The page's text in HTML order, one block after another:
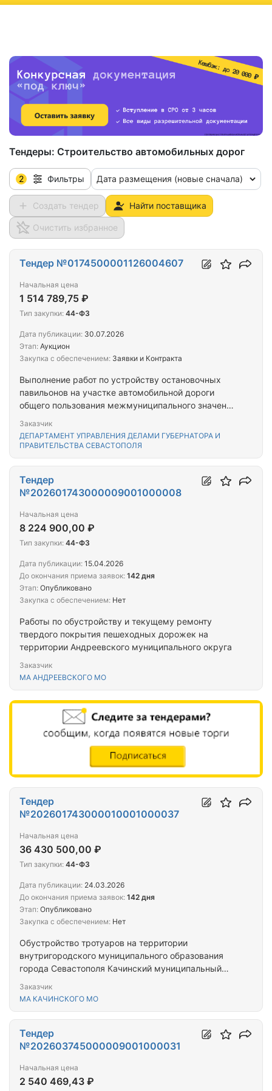
Тендеры: Строительство автомобильных дорог
2 Фильтры Дата размещения (новые сначала)
Создать тендер Найти поставщика
Очистить избранное
Выполнение работ по устройству остановочных
павильонов на участке автомобильной дороги
общего пользования межмуниципального значения
0+470
Заказчик
ДЕПАРТАМЕНТ УПРАВЛЕНИЯ ДЕЛАМИ ГУБЕРНАТОРА И
ПРАВИТЕЛЬСТВА СЕВАСТОПОЛЯ
Тендер №0174500001126004607
Начальная цена
1 514 789,75 ₽
Тип закупки: 44-ФЗ
Дата публикации: 30.07.2026
Этап: Аукцион
Закупка с обеспечением: Заявки и Контракта
Работы по обустройству и текущему ремонту
твердого покрытия пешеходных дорожек на
территории Андреевского муниципального округа
Заказчик
МА АНДРЕЕВСКОГО МО
Тендер
№202601743000009001000008
Начальная цена
8 224 900,00 ₽
Тип закупки: 44-ФЗ
Дата публикации: 15.04.2026
До окончания приема заявок: 142 дня
Этап: Опубликовано
Закупка с обеспечением: Нет
Обустройство тротуаров на территории
внутригородского муниципального образования
города Севастополя Качинский муниципальный
Заказчик
МА КАЧИНСКОГО МО
Тендер
№202601743000010001000037
Начальная цена
36 430 500,00 ₽
Тип закупки: 44-ФЗ
Дата публикации: 24.03.2026
До окончания приема заявок: 142 дня
Этап: Опубликовано
Закупка с обеспечением: Нет
Тендер
№202603745000009001000031
Начальная цена
2 540 469,43 ₽